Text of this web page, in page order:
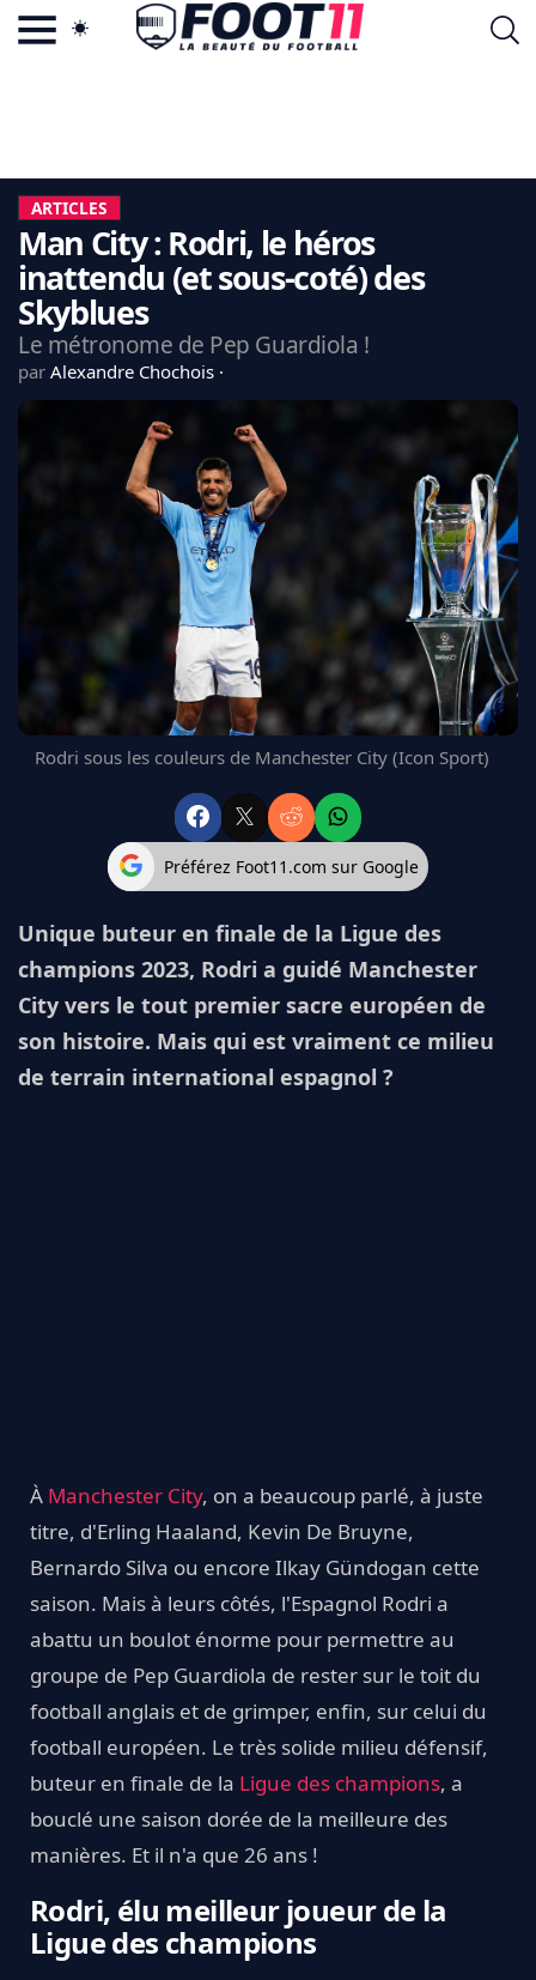
LA CHARTE
VIE PRIVÉE
CGU
CONTACTEZ-NOUS
FC BARCELONE
MANCHESTER UNITED
BAYERN
L'AVIS DE LA RÉDAC'
ARTICLES
Man City : Rodri, le héros
inattendu (et sous-coté) des
Skyblues
Le métronome de Pep Guardiola !
par Alexandre Chochois
Rodri sous les couleurs de Manchester City (Icon Sport)
Préférez Foot11.com sur Google
Unique buteur en finale de la Ligue des
champions 2023, Rodri a guidé Manchester
City vers le tout premier sacre européen de
son histoire. Mais qui est vraiment ce milieu
de terrain international espagnol ?
À Manchester City, on a beaucoup parlé, à juste
titre, d'Erling Haaland, Kevin De Bruyne,
Bernardo Silva ou encore Ilkay Gündogan cette
saison. Mais à leurs côtés, l'Espagnol Rodri a
abattu un boulot énorme pour permettre au
groupe de Pep Guardiola de rester sur le toit du
football anglais et de grimper, enfin, sur celui du
football européen. Le très solide milieu défensif,
buteur en finale de la Ligue des champions, a
bouclé une saison dorée de la meilleure des
manières. Et il n'a que 26 ans !
Rodri, élu meilleur joueur de la
Ligue des champions